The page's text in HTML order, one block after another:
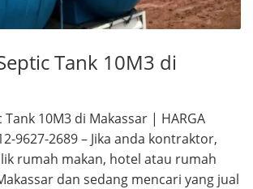
Tank 10M3 di
Tank 10M3 di Makassar | HARGA
9627-2689 – Jika anda kontraktor,
rumah makan, hotel atau rumah
dan sedang mencari yang jual